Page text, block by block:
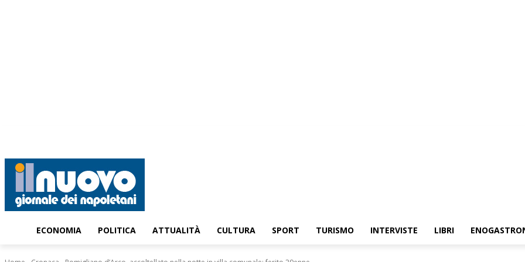
ECONOMIA POLITICA ATTUALITÀ CULTURA SPORT TURISMO INTERVISTE LIBRI